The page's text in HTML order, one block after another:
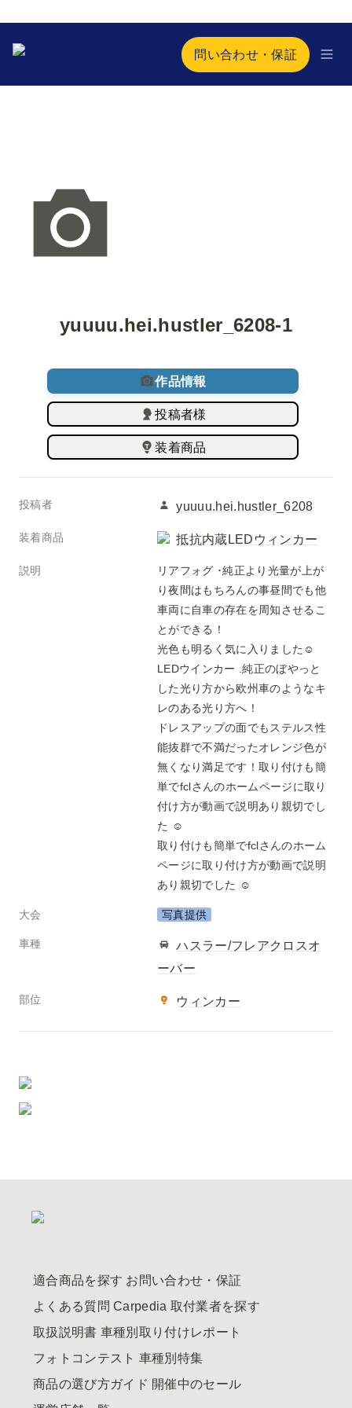
問い合わせ・保証
yuuuu.hei.hustler_6208-1
作品情報
投稿者様
装着商品
投稿者 yuuuu.hei.hustler_6208
装着商品 抵抗内蔵LEDウィンカー
説明
リアフォグ ･純正より光量が上が
り夜間はもちろんの事昼間でも他
車両に自車の存在を周知させるこ
とができる！
光色も明るく気に入りました☺️
LEDウインカー .純正のぼやっと
した光り方から欧州車のようなキ
レのある光り方へ！
ドレスアップの面でもステルス性
能抜群で不満だったオレンジ色が
無くなり満足です！取り付けも簡
単でfclさんのホームページに取り
付け方が動画で説明あり親切でし
た ☺️
取り付けも簡単でfclさんのホーム
ページに取り付け方が動画で説明
あり親切でした ☺️
大会 写真提供
車種
ハスラー/フレアクロスオ
ーバー
部位 ウィンカー
適合商品を探す お問い合わせ・保証
よくある質問 Carpedia 取付業者を探す
取扱説明書 車種別取り付けレポート
フォトコンテスト 車種別特集
商品の選び方ガイド 開催中のセール